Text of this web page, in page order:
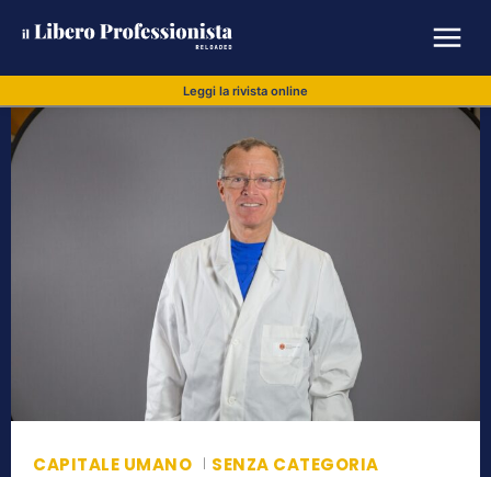
Leggi la rivista online
CAPITALE UMANO SENZA CATEGORIA